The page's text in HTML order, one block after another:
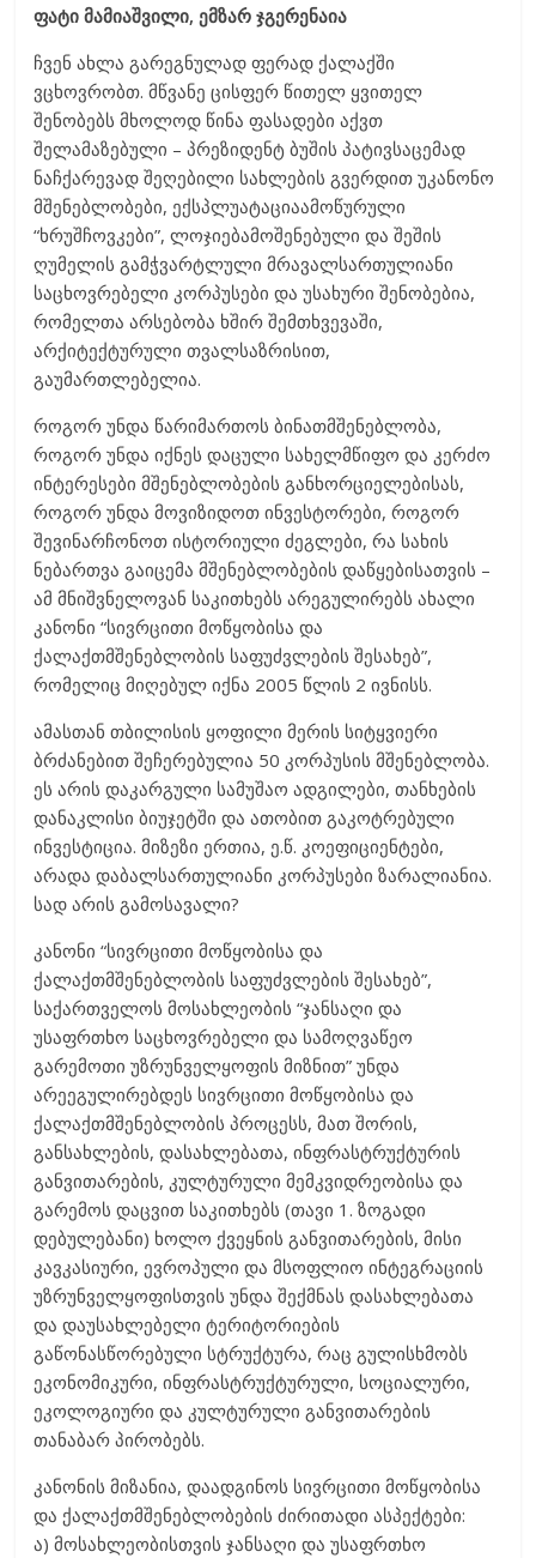
ფატი მამიაშვილი, ემზარ ჯგერენაია
ჩვენ ახლა გარეგნულად ფერად ქალაქში
ვცხოვრობთ. მწვანე ცისფერ წითელ ყვითელ
შენობებს მხოლოდ წინა ფასადები აქვთ
შელამაზებული – პრეზიდენტ ბუშის პატივსაცემად
ნაჩქარევად შეღებილი სახლების გვერდით უკანონო
მშენებლობები, ექსპლუატაციაამოწურული
“ხრუშჩოვკები”, ლოჯიებამოშენებული და შეშის
ღუმელის გამჭვარტლული მრავალსართულიანი
საცხოვრებელი კორპუსები და უსახური შენობებია,
რომელთა არსებობა ხშირ შემთხვევაში,
არქიტექტურული თვალსაზრისით,
გაუმართლებელია.
როგორ უნდა წარიმართოს ბინათმშენებლობა,
როგორ უნდა იქნეს დაცული სახელმწიფო და კერძო
ინტერესები მშენებლობების განხორციელებისას,
როგორ უნდა მოვიზიდოთ ინვესტორები, როგორ
შევინარჩონოთ ისტორიული ძეგლები, რა სახის
ნებართვა გაიცემა მშენებლობების დაწყებისათვის –
ამ მნიშვნელოვან საკითხებს არეგულირებს ახალი
კანონი “სივრცითი მოწყობისა და
ქალაქთმშენებლობის საფუძვლების შესახებ”,
რომელიც მიღებულ იქნა 2005 წლის 2 ივნისს.
ამასთან თბილისის ყოფილი მერის სიტყვიერი
ბრძანებით შეჩერებულია 50 კორპუსის მშენებლობა.
ეს არის დაკარგული სამუშაო ადგილები, თანხების
დანაკლისი ბიუჯეტში და ათობით გაკოტრებული
ინვესტიცია. მიზეზი ერთია, ე.წ. კოეფიციენტები,
არადა დაბალსართულიანი კორპუსები ზარალიანია.
სად არის გამოსავალი?
კანონი “სივრცითი მოწყობისა და
ქალაქთმშენებლობის საფუძვლების შესახებ”,
საქართველოს მოსახლეობის “ჯანსაღი და
უსაფრთხო საცხოვრებელი და სამოღვაწეო
გარემოთი უზრუნველყოფის მიზნით” უნდა
არეეგულირებდეს სივრცითი მოწყობისა და
ქალაქთმშენებლობის პროცესს, მათ შორის,
განსახლების, დასახლებათა, ინფრასტრუქტურის
განვითარების, კულტურული მემკვიდრეობისა და
გარემოს დაცვით საკითხებს (თავი 1. ზოგადი
დებულებანი) ხოლო ქვეყნის განვითარების, მისი
კავკასიური, ევროპული და მსოფლიო ინტეგრაციის
უზრუნველყოფისთვის უნდა შექმნას დასახლებათა
და დაუსახლებელი ტერიტორიების
გაწონასწორებული სტრუქტურა, რაც გულისხმობს
ეკონომიკური, ინფრასტრუქტურული, სოციალური,
ეკოლოგიური და კულტურული განვითარების
თანაბარ პირობებს.
კანონის მიზანია, დაადგინოს სივრცითი მოწყობისა
და ქალაქთმშენებლობების ძირითადი ასპექტები:
ა) მოსახლეობისთვის ჯანსაღი და უსაფრთხო